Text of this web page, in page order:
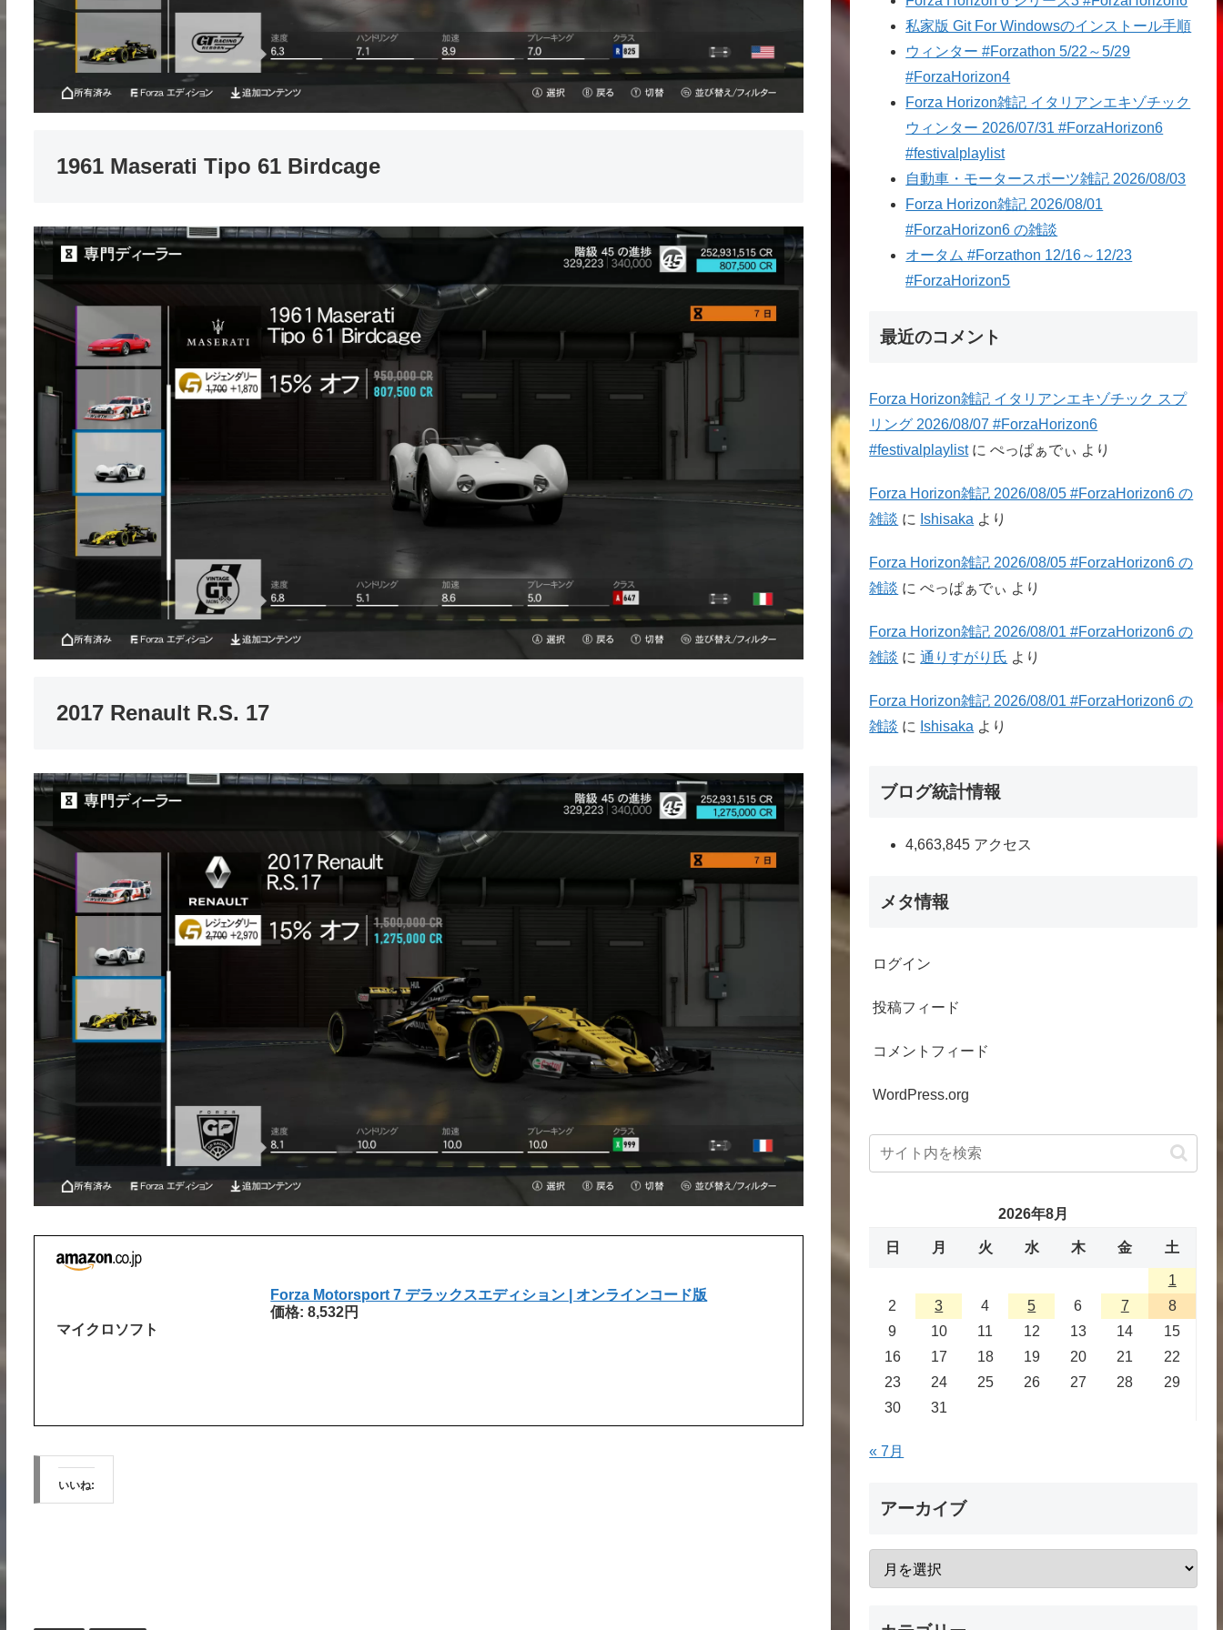
1961 Maserati Tipo 61 Birdcage
2017 Renault R.S. 17
Forza Motorsport 7 デラックスエディション | オンラインコード版
価格: 8,532円
マイクロソフト
いいね:
私家版 Git For Windowsのインストール手順
ウィンター #Forzathon 5/22～5/29
#ForzaHorizon4
Forza Horizon雑記 イタリアンエキゾチック
ウィンター 2026/07/31 #ForzaHorizon6
#festivalplaylist
自動車・モータースポーツ雑記 2026/08/03
Forza Horizon雑記 2026/08/01
#ForzaHorizon6 の雑談
オータム #Forzathon 12/16～12/23
#ForzaHorizon5
最近のコメント
Forza Horizon雑記 イタリアンエキゾチック スプ
リング 2026/08/07 #ForzaHorizon6
#festivalplaylistにぺっぱぁでぃ より
Forza Horizon雑記 2026/08/05 #ForzaHorizon6 の
雑談 に Ishisaka より
Forza Horizon雑記 2026/08/05 #ForzaHorizon6 の
雑談 にぺっぱぁでぃ より
Forza Horizon雑記 2026/08/01 #ForzaHorizon6 の
雑談 に通りすがり氏 より
Forza Horizon雑記 2026/08/01 #ForzaHorizon6 の
雑談 に Ishisaka より
ブログ統計情報
4,663,845 アクセス
メタ情報
ログイン
投稿フィード
コメントフィード
WordPress.org
2026年8月
日 月 火 水 木 金 土
1
2
3 4 5 6 7
8
9
10 11 12 13 14
15
16
17 18 19 20 21
22
23
24 25 26 27 28
29
30
31
« 7月
アーカイブ